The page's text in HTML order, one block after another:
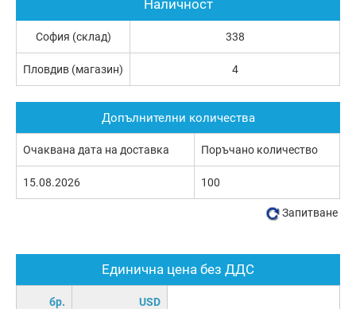
Единична цена без ДДС
бр. USD
Наличност
София (склад) 338
Пловдив (магазин) 4
Допълнителни количества
Очаквана дата на доставка Поръчано количество
15.08.2026 100
Запитване